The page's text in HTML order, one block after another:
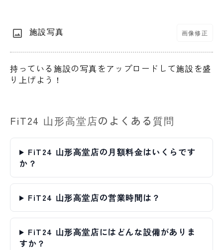
施設写真 画像修正
持っている施設の写真をアップロードして施設を盛
り上げよう！
FiT24 山形高堂店のよくある質問
FiT24 山形高堂店の月額料金はいくらです
か？
FiT24 山形高堂店の営業時間は？
FiT24 山形高堂店にはどんな設備がありま
すか？